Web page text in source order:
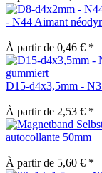
- N44 Aimant
À partir de 0,46 € *
D15-d4x3,5mm -
À partir de 2,53 € *
autocollante 50mm
À partir de 5,60 € *